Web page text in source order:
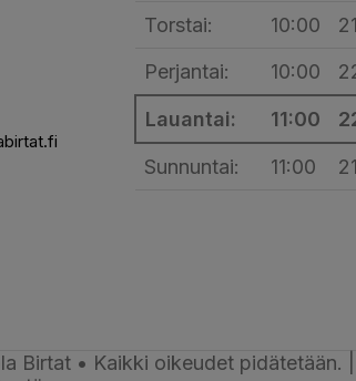
Torstai:
10:00
Perjantai:
10:00
Lauantai: 11:00
Sunnuntai: 11:00
Birtat • Kaikki oikeudet pidätetään.